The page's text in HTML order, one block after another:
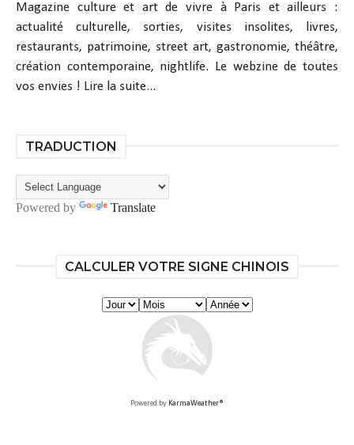
Magazine culture et art de vivre à Paris et ailleurs :
actualité culturelle, sorties, visites insolites, livres,
restaurants, patrimoine, street art, gastronomie, théâtre,
création contemporaine, nightlife. Le webzine de toutes
vos envies ! Lire la suite...
TRADUCTION
Powered by Translate
CALCULER VOTRE SIGNE CHINOIS
Powered by KarmaWeather®